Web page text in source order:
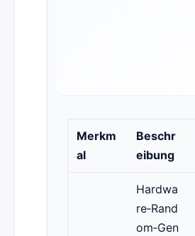
Merkm
al
Beschr
eibung
Hardwa
re‑Rand
om‑Gen